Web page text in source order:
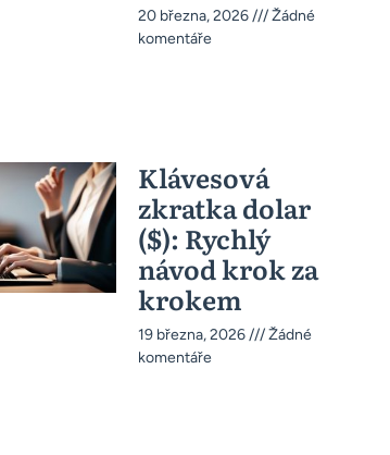
20 března, 2026
Žádné
komentáře
Klávesová
zkratka dolar
($): Rychlý
návod krok za
krokem
19 března, 2026
Žádné
komentáře